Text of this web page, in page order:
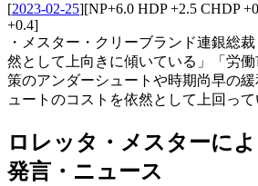
[2023-02-25][NP+6.0 HDP +2.5 CHDP
+0.4]
・メスター・クリーブランド連銀総
然として上向きに傾いている」「労
策のアンダーシュートや時期尚早の
ュートのコストを依然として上回って
ロレッタ・メスターによ
発言・ニュース